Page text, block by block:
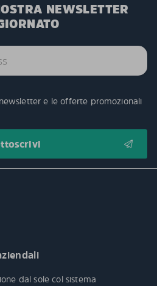
NEWSLETTER
e le offerte promozionali
dal sole col sistema